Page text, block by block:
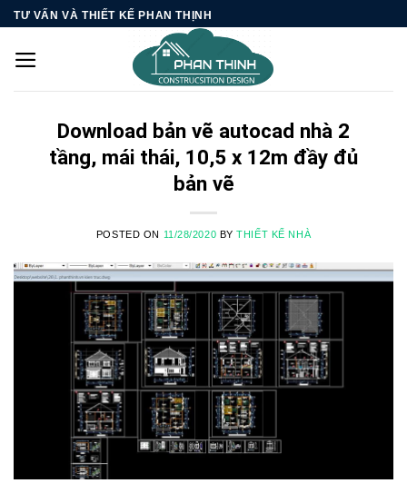
Skip
content
TƯ VẤN VÀ THIẾT KẾ PHAN THỊNH
Download bản vẽ autocad nhà 2
tầng, mái thái, 10,5 x 12m đầy đủ
bản vẽ
POSTED ON 11/28/2020 BYTHIẾT KẾ NHÀ